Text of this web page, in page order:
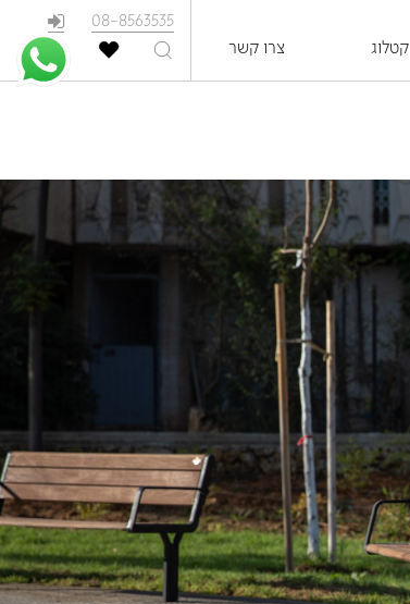
קטלוג צרו קשר
08-8563535
EN